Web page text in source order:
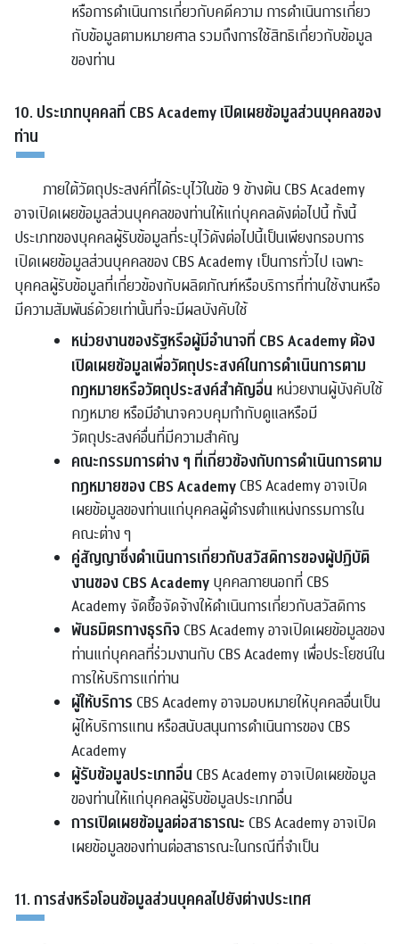
หรือการดำเนินการเกี่ยวกับคดีความ การดำเนินการเกี่ยว
กับข้อมูลตามหมายศาล รวมถึงการใช้สิทธิเกี่ยวกับข้อมูล
ของท่าน
10. ประเภทบุคคลที่ CBS Academy เปิดเผยข้อมูลส่วนบุคคลของ
ท่าน
ภายใต้วัตถุประสงค์ที่ได้ระบุไว้ในข้อ 9 ข้างต้น CBS Academy
อาจเปิดเผยข้อมูลส่วนบุคคลของท่านให้แก่บุคคลดังต่อไปนี้ ทั้งนี้
ประเภทของบุคคลผู้รับข้อมูลที่ระบุไว้ดังต่อไปนี้เป็นเพียงกรอบการ
เปิดเผยข้อมูลส่วนบุคคลของ CBS Academy เป็นการทั่วไป เฉพาะ
บุคคลผู้รับข้อมูลที่เกี่ยวข้องกับผลิตภัณฑ์หรือบริการที่ท่านใช้งานหรือ
มีความสัมพันธ์ด้วยเท่านั้นที่จะมีผลบังคับใช้
หน่วยงานของรัฐหรือผู้มีอำนาจที่ CBS Academy ต้อง
เปิดเผยข้อมูลเพื่อวัตถุประสงค์ในการดำเนินการตาม
กฎหมายหรือวัตถุประสงค์สำคัญอื่น หน่วยงานผู้บังคับใช้
กฎหมาย หรือมีอำนาจควบคุมกำกับดูแลหรือมี
วัตถุประสงค์อื่นที่มีความสำคัญ
คณะกรรมการต่าง ๆ ที่เกี่ยวข้องกับการดำเนินการตาม
กฎหมายของ CBS Academy CBS Academy อาจเปิด
เผยข้อมูลของท่านแก่บุคคลผู้ดำรงตำแหน่งกรรมการใน
คณะต่าง ๆ
คู่สัญญาซึ่งดำเนินการเกี่ยวกับสวัสดิการของผู้ปฏิบัติ
งานของ CBS Academy บุคคลภายนอกที่ CBS
Academy จัดซื้อจัดจ้างให้ดำเนินการเกี่ยวกับสวัสดิการ
พันธมิตรทางธุรกิจ CBS Academy อาจเปิดเผยข้อมูลของ
ท่านแก่บุคคลที่ร่วมงานกับ CBS Academy เพื่อประโยชน์ใน
การให้บริการแก่ท่าน
ผู้ให้บริการ CBS Academy อาจมอบหมายให้บุคคลอื่นเป็น
ผู้ให้บริการแทน หรือสนับสนุนการดำเนินการของ CBS
Academy
ผู้รับข้อมูลประเภทอื่น CBS Academy อาจเปิดเผยข้อมูล
ของท่านให้แก่บุคคลผู้รับข้อมูลประเภทอื่น
การเปิดเผยข้อมูลต่อสาธารณะ CBS Academy อาจเปิด
เผยข้อมูลของท่านต่อสาธารณะในกรณีที่จำเป็น
11. การส่งหรือโอนข้อมูลส่วนบุคคลไปยังต่างประเทศ